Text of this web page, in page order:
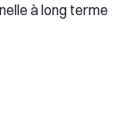
à long terme